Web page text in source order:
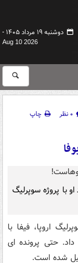
دوشنبه ۱۹ مرداد ۱۴۰۵ -
Aug 10 2026
۰ نظر
چاپ
با پروژه سوپرلیگ
اروپا، فیفا با
حتی پرونده ای
شده است.